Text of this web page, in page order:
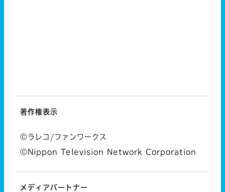
著作権表示
Ⓒラレコ/ファンワークス
ⒸNippon Television Network Corporation
メディアパートナー